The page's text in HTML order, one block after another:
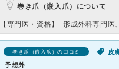
巻き爪（嵌入爪）について
【専門医・資格】 形成外科専門医
巻き爪（嵌入爪）の口コミ 皮
予想外